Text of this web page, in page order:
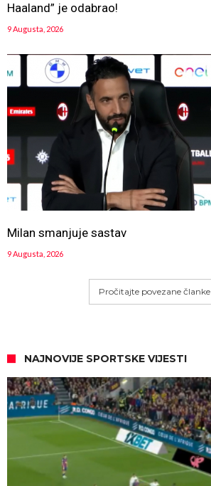
Haaland” je odabrao!
9 Augusta, 2026
Milan smanjuje sastav
9 Augusta, 2026
Pročitajte povezane članke
NAJNOVIJE SPORTSKE VIJESTI